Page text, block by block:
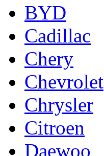
BYD
Cadillac
Chery
Chevrolet
Chrysler
Citroen
Daewoo